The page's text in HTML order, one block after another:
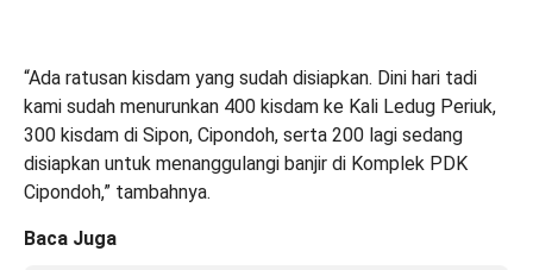
“Ada ratusan kisdam yang sudah disiapkan. Dini hari tadi
kami sudah menurunkan 400 kisdam ke Kali Ledug Periuk,
300 kisdam di Sipon, Cipondoh, serta 200 lagi sedang
disiapkan untuk menanggulangi banjir di Komplek PDK
Cipondoh,” tambahnya.
Baca Juga